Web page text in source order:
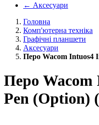
← Аксесуари
Головна
Комп'ютерна техніка
Графічні планшети
Аксесуари
Перо Wacom Intuos4
Перо
Pen (Option)